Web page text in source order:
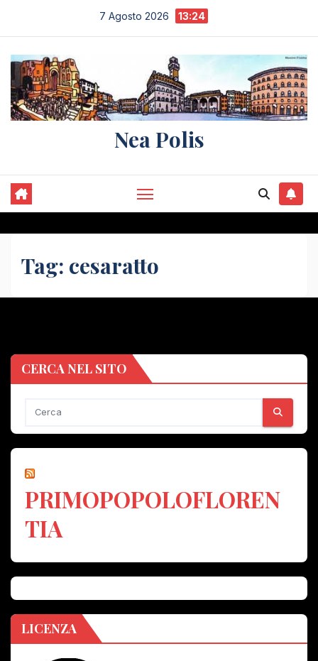
contenuto
7 Agosto 2026 13:24
Nea Polis
Tag: cesaratto
CERCA NEL SITO
PRIMOPOPOLOFLOREN
TIA
LICENZA